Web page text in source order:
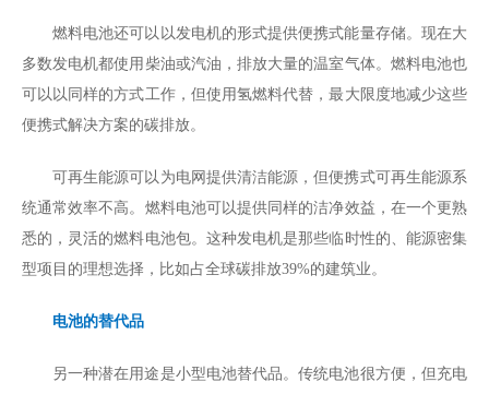
燃料电池还可以以发电机的形式提供便携式能量存储。现在大
多数发电机都使用柴油或汽油，排放大量的温室气体。燃料电池也
可以以同样的方式工作，但使用氢燃料代替，最大限度地减少这些
便携式解决方案的碳排放。
可再生能源可以为电网提供清洁能源，但便携式可再生能源系
统通常效率不高。燃料电池可以提供同样的洁净效益，在一个更熟
悉的，灵活的燃料电池包。这种发电机是那些临时性的、能源密集
型项目的理想选择，比如占全球碳排放39%的建筑业。
电池的替代品
另一种潜在用途是小型电池替代品。传统电池很方便，但充电